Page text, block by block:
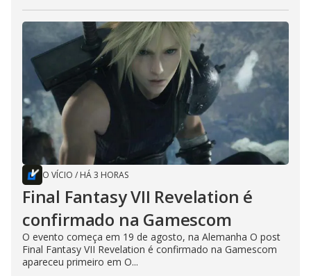
O VÍCIO / HÁ 3 HORAS
Final Fantasy VII Revelation é
confirmado na Gamescom
O evento começa em 19 de agosto, na Alemanha O post
Final Fantasy VII Revelation é confirmado na Gamescom
apareceu primeiro em O...